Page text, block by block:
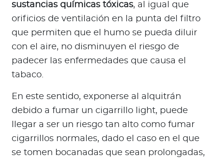
sustancias químicas tóxicas, al igual que
orificios de ventilación en la punta del filtro
que permiten que el humo se pueda diluir
con el aire, no disminuyen el riesgo de
padecer las enfermedades que causa el
tabaco.
En este sentido, exponerse al alquitrán
debido a fumar un cigarrillo light, puede
llegar a ser un riesgo tan alto como fumar
cigarrillos normales, dado el caso en el que
se tomen bocanadas que sean prolongadas,